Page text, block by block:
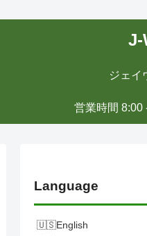
J-
ジェイ
営業時間 8:00
Language
English